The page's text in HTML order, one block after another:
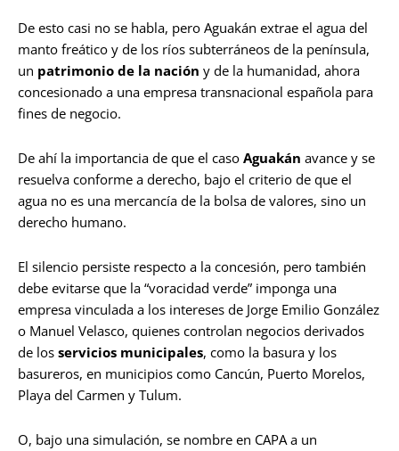
De esto casi no se habla, pero Aguakán extrae el agua del
manto freático y de los ríos subterráneos de la península,
un patrimonio de la nación y de la humanidad, ahora
concesionado a una empresa transnacional española para
fines de negocio.
De ahí la importancia de que el caso Aguakán avance y se
resuelva conforme a derecho, bajo el criterio de que el
agua no es una mercancía de la bolsa de valores, sino un
derecho humano.
El silencio persiste respecto a la concesión, pero también
debe evitarse que la “voracidad verde” imponga una
empresa vinculada a los intereses de Jorge Emilio González
o Manuel Velasco, quienes controlan negocios derivados
de los servicios municipales, como la basura y los
basureros, en municipios como Cancún, Puerto Morelos,
Playa del Carmen y Tulum.
O, bajo una simulación, se nombre en CAPA a un